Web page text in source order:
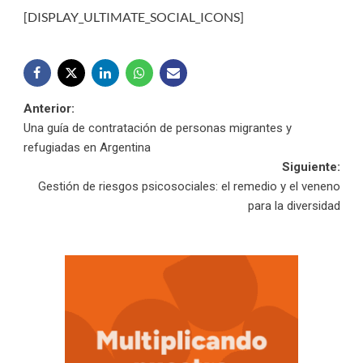
[DISPLAY_ULTIMATE_SOCIAL_ICONS]
Navegación
de
entradas
Anterior:
Una guía de contratación de personas migrantes y
refugiadas en Argentina
Siguiente:
Gestión de riesgos psicosociales: el remedio y el veneno
para la diversidad